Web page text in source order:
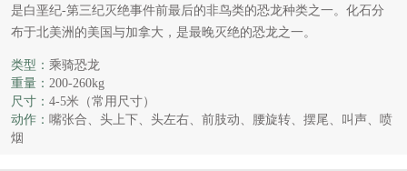
是白垩纪-第三纪灭绝事件前最后的非鸟类的恐龙种类之一。化石分
布于北美洲的美国与加拿大，是最晚灭绝的恐龙之一。
类型： 乘骑恐龙
重量： 200-260kg
尺寸： 4-5米（常用尺寸）
动作： 嘴张合、头上下、头左右、前肢动、腰旋转、摆尾、叫声、喷
烟